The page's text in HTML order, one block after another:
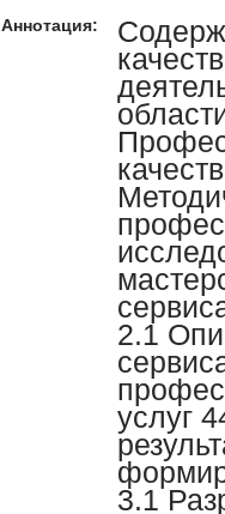
Аннотация:
Содержание Введение 3 I. Теоретические основы качества и результативности профессиональной деятельности в туризме 5 1.1 Основные понятия в области качества, результативности 5 1.2 Профессионализм и его значение для обеспечения качества в социально-культурном сервисе 16 1.3 Методический подход к разработке профессиональных стандартов 28 II . Анализ и исследование качества и профессионального мастерства на предприятиях социально-культурного сервиса и туризма на примере ООО «Грандтур» 36 2.1 Описание предприятия социально-культурного сервиса и туризма 36 2.2 Исследование профессионального мастерства исполнителей услуг 44 2.3 Исследования качества работы и результативности 49 III Разработка предложений по формированию профессиональных стандартов 53 3.1 Разработка порядка создания стандартов 53 3.2 Выбор состава и структуры профессиональных стандартов 56 3.3 Разработка профессионального стандарта 62 IV Расчет эффекта от применения профессионального стандарта 76 4.1 Методический подход 76 4.2 Расчет 80 Заключение 82 Литература 87 Приложения 91 Введение Для большинства стран туризм является одной из самых доходных сфер предпринимательства. Профессиональная деятельность в сфере туризма пользуется большой популярностью в нашей стране и во всем мире. За последние годы наша страна испытывает нехватку в высококвалифицированных кадрах для сфер туризма и гостеприимства. Сегодня особенно востребованы